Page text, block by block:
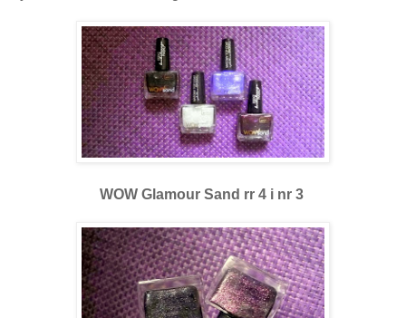
WOW Glamour Sand rr 4 i nr 3